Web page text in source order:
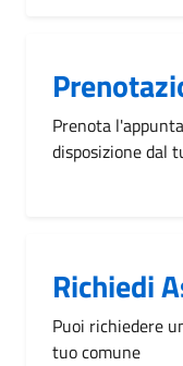
Prenota
disposizione dal
Richiedi
Puoi richiedere
tuo comune